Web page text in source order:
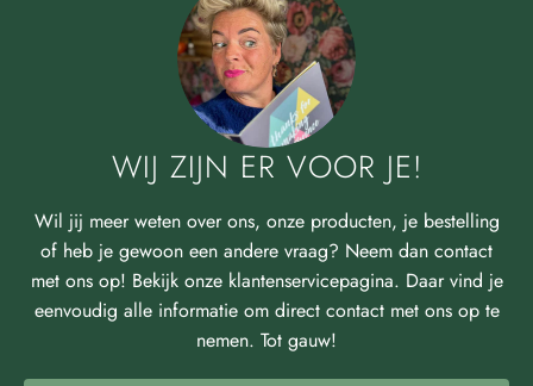
WIJ ZIJN ER VOOR JE!
Wil jij meer weten over ons, onze producten, je bestelling
of heb je gewoon een andere vraag? Neem dan contact
met ons op! Bekijk onze klantenservicepagina. Daar vind je
eenvoudig alle informatie om direct contact met ons op te
nemen. Tot gauw!